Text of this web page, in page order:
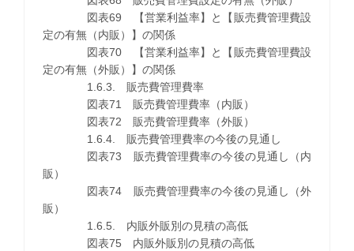
図表69 【営業利益率】と【販売費管理費設
定の有無（内販）】の関係
図表70 【営業利益率】と【販売費管理費設
定の有無（外販）】の関係
1.6.3. 販売費管理費率
図表71 販売費管理費率（内販）
図表72 販売費管理費率（外販）
1.6.4. 販売費管理費率の今後の見通し
図表73 販売費管理費率の今後の見通し（内
販）
図表74 販売費管理費率の今後の見通し（外
販）
1.6.5. 内販外販別の見積の高低
図表75 内販外販別の見積の高低